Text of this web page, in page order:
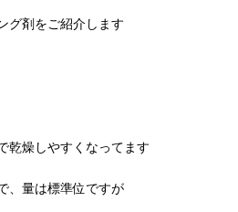
グ剤をご紹介します
乾燥しやすくなってます
、量は標準位ですが